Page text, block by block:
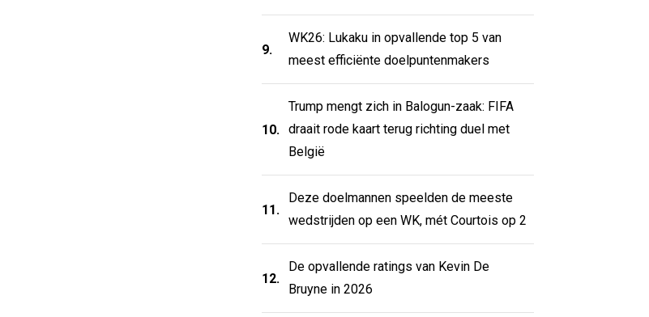
9.
WK26: Lukaku in opvallende top 5 van
meest efficiënte doelpuntenmakers
10.
Trump mengt zich in Balogun-zaak: FIFA
draait rode kaart terug richting duel met
België
11.
Deze doelmannen speelden de meeste
wedstrijden op een WK, mét Courtois op 2
12.
De opvallende ratings van Kevin De
Bruyne in 2026